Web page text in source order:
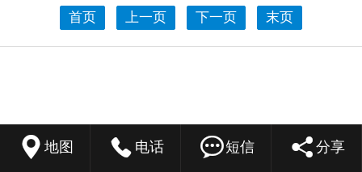
首页 上一页 下一页 末页
 地图  电话 短信  分享